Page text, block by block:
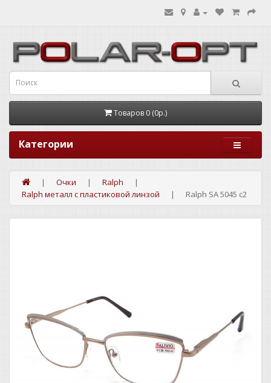
Товаров 0 (0р.)
Категории
Очки
Ralph
Ralph металл с пластиковой линзой
Ralph SA 5045 c2